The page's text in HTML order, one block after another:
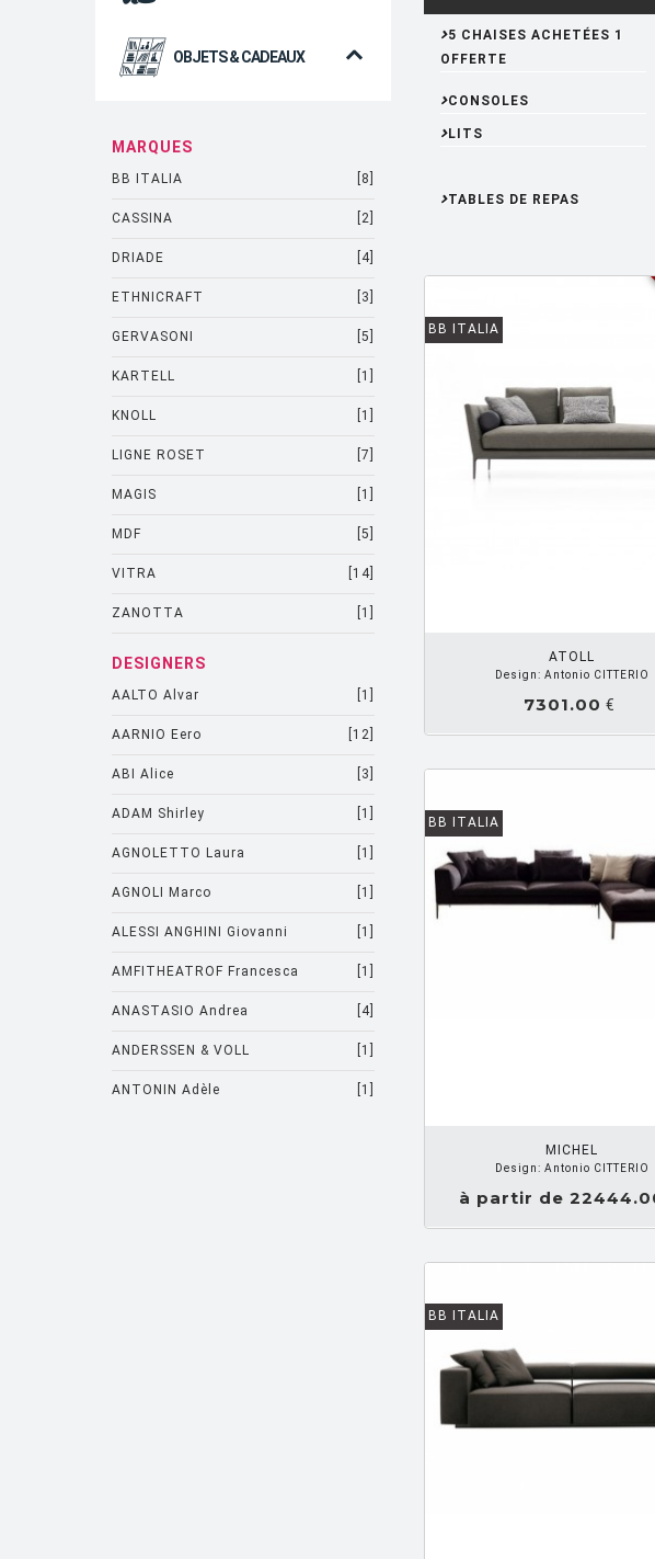
OBJETS & CADEAUX
MARQUES
BB ITALIA [8]
CASSINA [2]
DRIADE [4]
ETHNICRAFT [3]
GERVASONI [5]
KARTELL [1]
KNOLL [1]
LIGNE ROSET [7]
MAGIS [1]
MDF [5]
VITRA [14]
ZANOTTA [1]
DESIGNERS
AALTO Alvar [1]
AARNIO Eero [12]
ABI Alice [3]
ADAM Shirley [1]
AGNOLETTO Laura [1]
AGNOLI Marco [1]
ALESSI ANGHINI Giovanni [1]
AMFITHEATROF Francesca [1]
ANASTASIO Andrea [4]
ANDERSSEN & VOLL [1]
ANTONIN Adèle [1]
5 CHAISES ACHETÉES 1
OFFERTE
CONSOLES
LITS
TABLES DE REPAS
BB ITALIA
ATOLL
Design: Antonio CITTERIO
7301.00 €
BB ITALIA
DEMANDEZ UN DEVIS
MICHEL
Design: Antonio CITTERIO
à partir de
BB ITALIA